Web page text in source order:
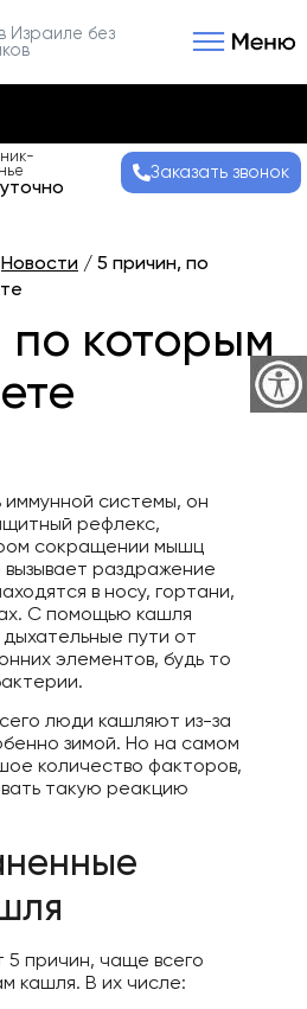
Израиле без
Заказать звонок
Новости / 5 причин, по
по которым
системы, он
рефлекс,
сокращении мышц
вызывает раздражение
в носу, гортани,
С помощью кашля
пути от
элементов, будь то
люди кашляют из-за
зимой. Но на самом
количество факторов,
такую реакцию
причин, чаще всего
кашля. В их числе: